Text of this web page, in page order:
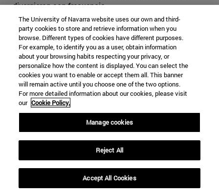
divergieron con frecuencia.
Por razones biográficas, el foco original de Brzezenski –
o Zbig, como le llamaban sus colaboradores para
superar la dificultad de pronunciación de su apellido–
estuvo en la Unión Soviética y el Este de Europa. Desde
relativamente pronto llegó a la conclusión que la URSS
sería incapaz de mantener el pulso económico con
Occidente, por lo que abogó por un “peaceful
engagement” (participación o implicación pacífica) con
el bloque del Este como modo de acelerar su
descomposición. Esa fue la doctrina de las
Administraciones Johnson, Nixon y Ford.
Sin embargo, desde mediados de la década de 1970, la
URSS afrontó su evidente declive con una huida hacia
adelante para tratar de reasentar su poder internacional,
The University of Navarra website uses our own and third-
party cookies to store and retrieve information when you
browse. Different types of cookies have different purposes.
For example, to identify you as a user, obtain information
about your browsing habits respecting your privacy, or
personalize how the content is displayed. You can select the
cookies you want to enable or accept them all. This banner
will remain active until you choose one of the two options.
For more detailed information about our cookies, please visit
our Cookie Policy.
Manage cookies
Reject All
Accept All Cookies